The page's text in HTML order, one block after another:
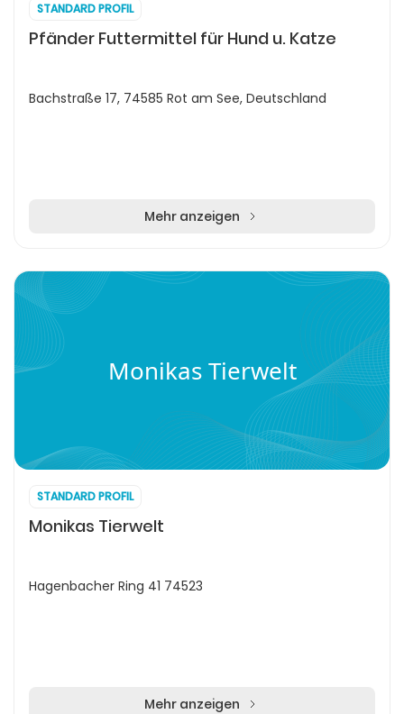
STANDARD PROFIL
Pfänder Futtermittel für Hund u. Katze
Bachstraße 17, 74585 Rot am See, Deutschland
Mehr anzeigen
Monikas Tierwelt
STANDARD PROFIL
Monikas Tierwelt
Hagenbacher Ring 41 74523
Mehr anzeigen